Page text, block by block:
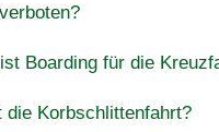
Boarding für die
die Korbschlittenfahrt?